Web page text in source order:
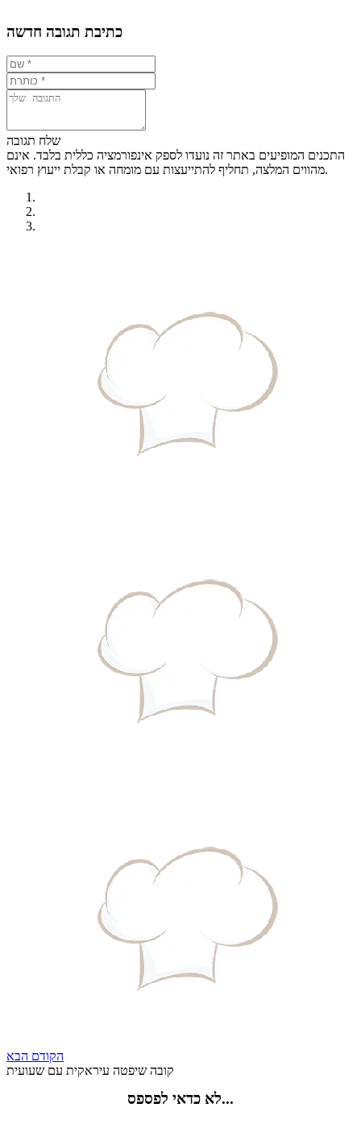
כתיבת תגובה חדשה
שלח תגובה
התכנים המופיעים באתר זה נועדו לספק אינפורמציה כללית בלבד. אינם
מהווים המלצה, תחליף להתייעצות עם מומחה או קבלת ייעוץ רפואי.
הקודם הבא
קובה שיפטה עיראקית עם שעועית
לא כדאי לפספס...